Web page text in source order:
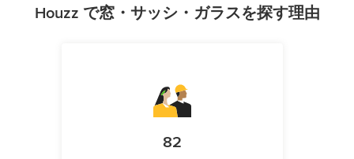
Houzz で窓・サッシ・ガラスを探す理由
82